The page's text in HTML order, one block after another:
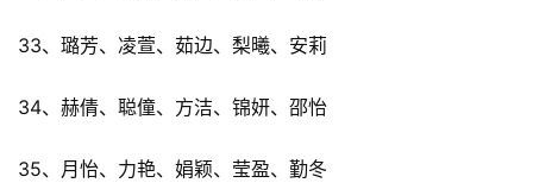
33、璐芳、凌萱、茹边、梨曦、安莉
34、赫倩、聪僮、方洁、锦妍、邵怡
35、月怡、力艳、娟颖、莹盈、勤冬